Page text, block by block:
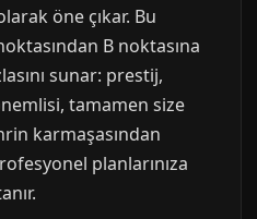
öne çıkar. Bu
B noktasına
sunar: prestij,
tamamen size
karmaşasından
planlarınıza